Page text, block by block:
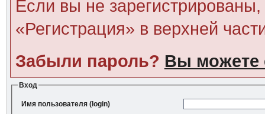
Если вы не
«Регистрация» в верхней
Забыли пароль? Вы можете
Вход
Имя пользователя (login)